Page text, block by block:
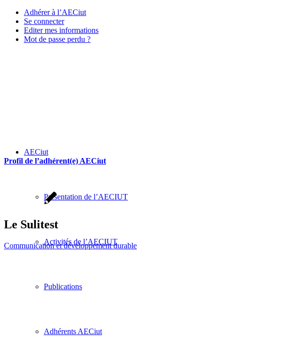
Adhérer à l’AECiut
Se connecter
Editer mes informations
Mot de passe perdu ?
AECiut
Présentation de l’AECIUT
Activités de l’AECIUT
Publications
Adhérents AECiut
Profil de l’adhérent(e) AECiut
Le Sulitest
Communication et développement durable